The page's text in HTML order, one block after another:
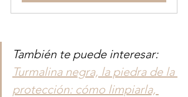
También te puede interesar:
Turmalina negra, la piedra de la
protección: cómo limpiarla,